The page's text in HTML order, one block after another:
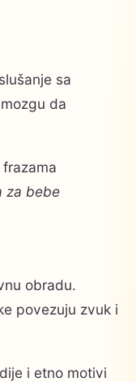
sa
da
za bebe
obradu.
povezuju zvuk i
i etno motivi